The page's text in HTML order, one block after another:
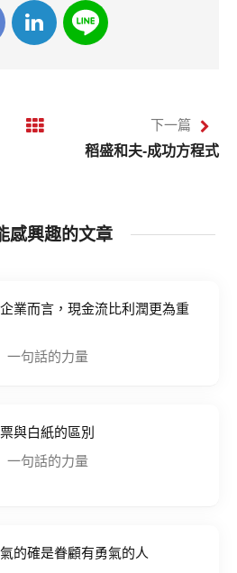
下一篇
稻盛和夫-成功方程式
感興趣的文章
業而言，現金流比利潤更為重
一句話的力量
與白紙的區別
一句話的力量
的確是眷顧有勇氣的人